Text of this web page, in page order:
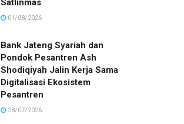
Satlinmas
01/08/2026
Bank Jateng Syariah dan
Pondok Pesantren Ash
Shodiqiyah Jalin Kerja Sama
Digitalisasi Ekosistem
Pesantren
28/07/2026